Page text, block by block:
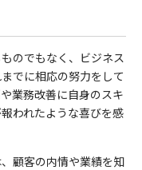
のでもなく、ビジネス
でに相応の努力をして
業務改善に自身のスキ
われたような喜びを感
顧客の内情や業績を知